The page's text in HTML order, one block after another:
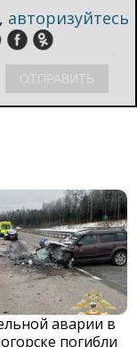
авторизуйтесь
аварии в
погибли